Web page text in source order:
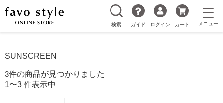
検索 ガイド ログイン カート
SUNSCREEN
3件の商品が見つかりました
1〜3 件表示中